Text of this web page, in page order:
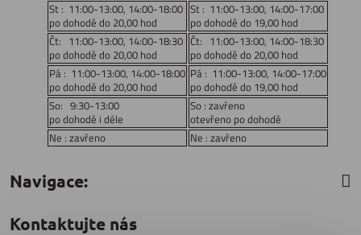
St : 11:00-13:00, 14:00-18:00
po dohodě do 20,00 hod
St : 11:00-13:00, 14:00-17:00
po dohodě do 19,00 hod
Čt: 11:00-13:00, 14:00-18:30
po dohodě do 20,00 hod
Čt: 11:00-13:00, 14:00-18:30
po dohodě do 20,00 hod
Pá : 11:00-13:00, 14:00-18:00
po dohodě do 20,00 hod
Pá : 11:00-13:00, 14:00-17:00
po dohodě do 19,00 hod
So: 9:30-13:00
po dohodě i déle
So : zavřeno
otevřeno po dohodě
Ne : zavřeno
Ne : zavřeno
Navigace:
Kontaktujte nás